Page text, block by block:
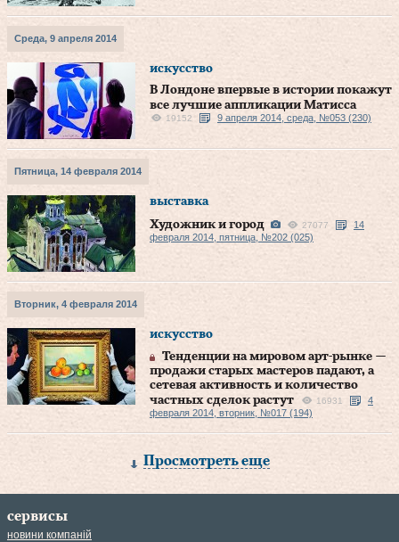
Среда, 9 апреля 2014
искусство
В Лондоне впервые в истории покажут
все лучшие аппликации Матисса
19152 9 апреля 2014, среда, №053 (230)
Пятница, 14 февраля 2014
выставка
Художник и город
27077
14
февраля 2014, пятница, №202 (025)
Вторник, 4 февраля 2014
искусство
Тенденции на мировом арт-рынке —
продажи старых мастеров падают, а
сетевая активность и количество
частных сделок растут
16931
4
февраля 2014, вторник, №017 (194)
Просмотреть еще
сервисы
новини компаній